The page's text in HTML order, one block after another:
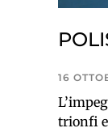
16
trionfi